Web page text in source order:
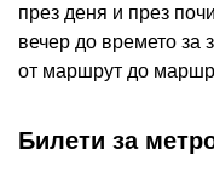
през деня и през
вечер до времето за
от маршрут до
Билети за